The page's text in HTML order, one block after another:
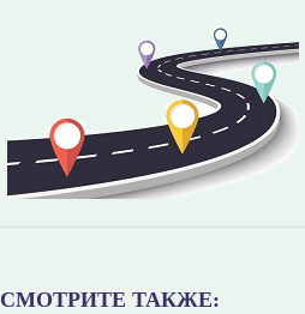
СМОТРИТЕ ТАКЖЕ: